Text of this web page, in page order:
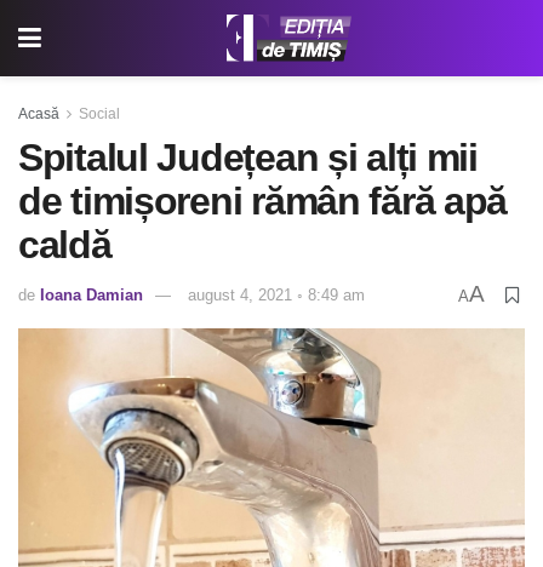
Acasă Social
Spitalul Județean și alți mii
de timișoreni rămân fără apă
caldă
de Ioana Damian august 4, 2021 ◦ 8:49 am AA